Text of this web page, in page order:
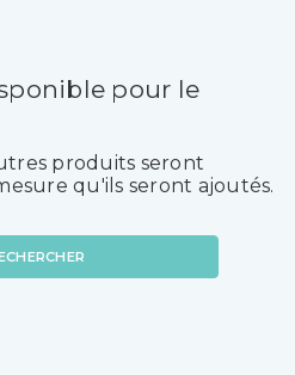
pour le
produits seront
qu'ils seront ajoutés.